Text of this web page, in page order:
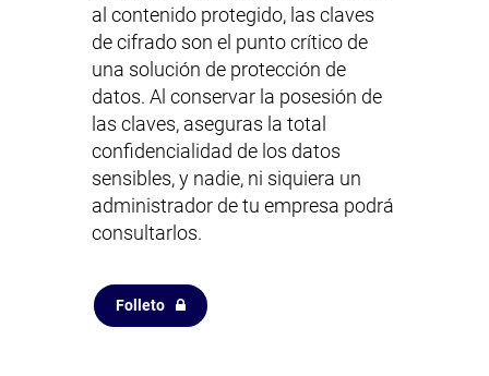
al contenido protegido, las claves
de cifrado son el punto crítico de
una solución de protección de
datos. Al conservar la posesión de
las claves, aseguras la total
confidencialidad de los datos
sensibles, y nadie, ni siquiera un
administrador de tu empresa podrá
consultarlos.
Folleto